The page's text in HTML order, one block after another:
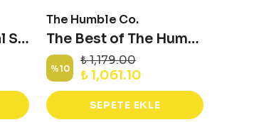
Pro Line Hexagonal Soft Yetişkin Diş Fırçası - Mavi
The Humble Co.
The Best of The Humble Co. - Avantajlı Set
%10
₺ 1,179.00
₺ 1,061.10
SEPETE EKLE